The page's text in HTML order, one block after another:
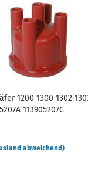
1200 1300 1302
113905207C
abweichend)